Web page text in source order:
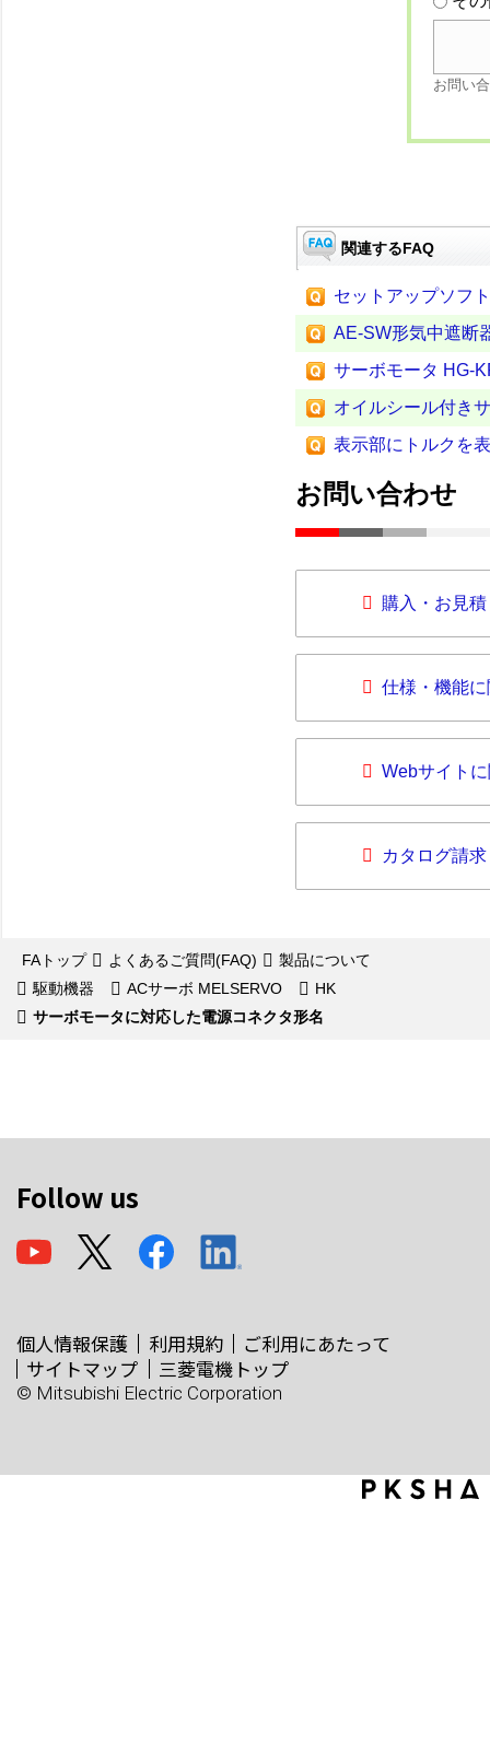
お問い
関連するFAQ
セットアップソフ
AE-SW形気中遮断
サーボモータ HG-
オイルシール付き
表示部にトルクを
お問い合わせ
購入・お見
仕様・機能
Webサイト
カタログ請求
FAトップ よくあるご質問(FAQ)
製品について
駆動機器
ACサーボ MELSERVO
HK
サーボモータに対応した電源コネクタ形名
Follow us
個人情報保護 利用規約
ご利用にあたって
サイトマップ
三菱電機トップ
© Mitsubishi Electric Corporation